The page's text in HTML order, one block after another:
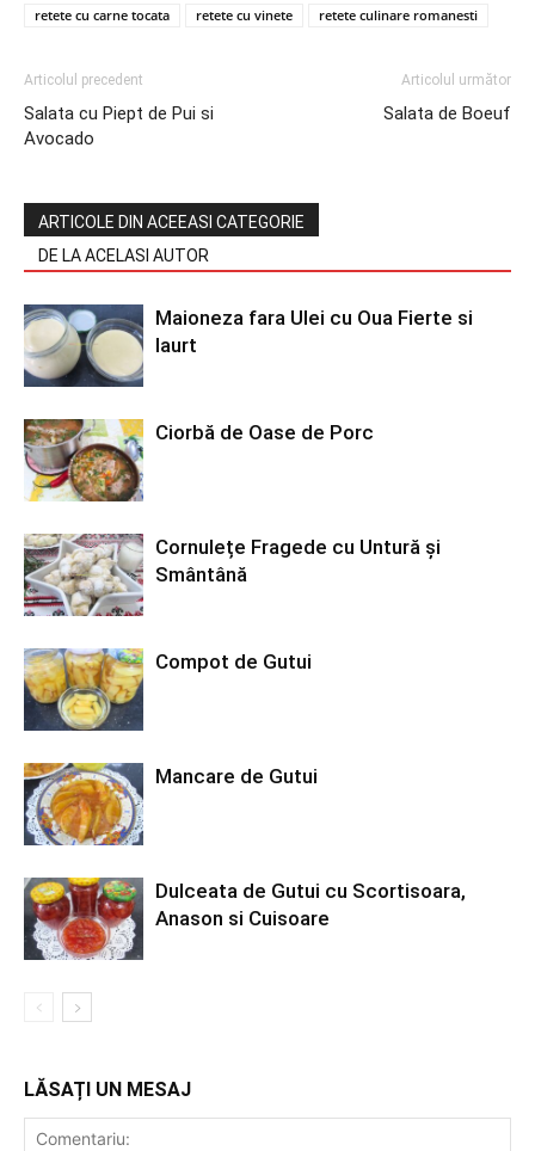
retete cu carne tocata
retete cu vinete retete culinare romanesti
Articolul precedent
Salata cu Piept de Pui si
Avocado
Articolul următor
Salata de Boeuf
ARTICOLE DIN ACEEASI CATEGORIE
DE LA ACELASI AUTOR
Maioneza fara Ulei cu Oua Fierte si
Iaurt
Ciorbă de Oase de Porc
Cornulețe Fragede cu Untură și
Smântână
Compot de Gutui
Mancare de Gutui
Dulceata de Gutui cu Scortisoara,
Anason si Cuisoare
LĂSAȚI UN MESAJ